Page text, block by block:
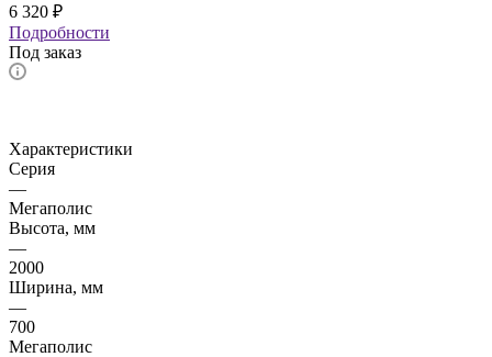
6 320 ₽
Подробности
Под заказ
Характеристики
Серия
—
Мегаполис
Высота, мм
—
2000
Ширина, мм
—
700
Мегаполис